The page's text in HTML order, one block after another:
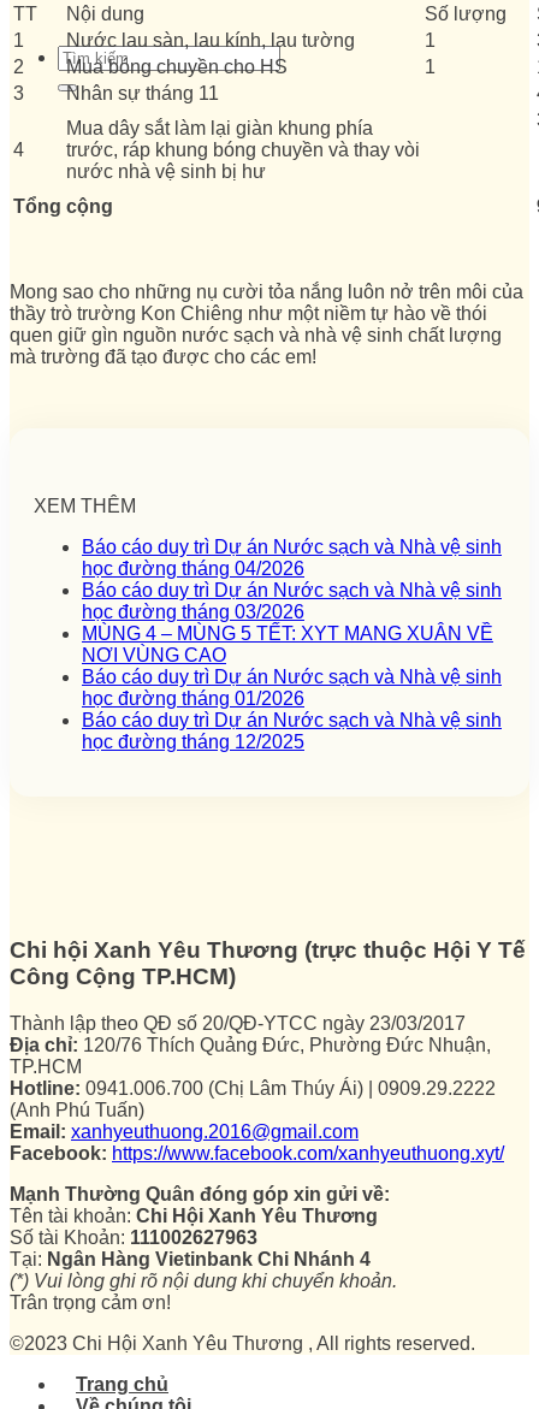
TT Nội dung Số lượng
1
Nước lau sàn, lau kính, lau tường 1
2
Mua bóng chuyền cho HS 1
3
Nhân sự tháng 11
4
Mua dây sắt làm lại giàn khung phía
trước, ráp khung bóng chuyền và thay vòi
nước nhà vệ sinh bị hư
Tổng cộng
Mong sao cho những nụ cười tỏa nắng luôn nở trên môi của
thầy trò trường Kon Chiêng như một niềm tự hào về thói
quen giữ gìn nguồn nước sạch và nhà vệ sinh chất lượng
mà trường đã tạo được cho các em!
XEM THÊM
Báo cáo duy trì Dự án Nước sạch và Nhà vệ sinh
học đường tháng 04/2026
Báo cáo duy trì Dự án Nước sạch và Nhà vệ sinh
học đường tháng 03/2026
MÙNG 4 – MÙNG 5 TẾT: XYT MANG XUÂN VỀ
NƠI VÙNG CAO
Báo cáo duy trì Dự án Nước sạch và Nhà vệ sinh
học đường tháng 01/2026
Báo cáo duy trì Dự án Nước sạch và Nhà vệ sinh
học đường tháng 12/2025
Chi hội Xanh Yêu Thương (trực thuộc Hội Y Tế
Công Cộng TP.HCM)
Thành lập theo QĐ số 20/QĐ-YTCC ngày 23/03/2017
Địa chỉ: 120/76 Thích Quảng Đức, Phường Đức Nhuận,
TP.HCM
Hotline: 0941.006.700 (Chị Lâm Thúy Ái) | 0909.29.2222
(Anh Phú Tuấn)
Email: xanhyeuthuong.2016@gmail.com
Facebook: https://www.facebook.com/xanhyeuthuong.xyt/
Mạnh Thường Quân đóng góp xin gửi về:
Tên tài khoản: Chi Hội Xanh Yêu Thương
Số tài Khoản: 111002627963
Tại: Ngân Hàng Vietinbank Chi Nhánh 4
(*) Vui lòng ghi rõ nội dung khi chuyển khoản.
Trân trọng cảm ơn!
©2023 Chi Hội Xanh Yêu Thương , All rights reserved.
Trang chủ